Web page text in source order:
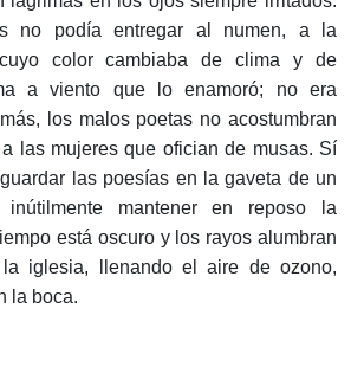
no podía entregar al numen, a la
color cambiaba de clima y de
a viento que lo enamoró; no era
los malos poetas no acostumbran
las mujeres que ofician de musas. Sí
las poesías en la gaveta de un
inútilmente mantener en reposo la
está oscuro y los rayos alumbran
la iglesia, llenando el aire de ozono,
la boca.